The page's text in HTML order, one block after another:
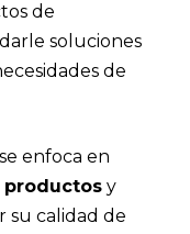
de
soluciones
de
enfoca en
productosy
su calidad de